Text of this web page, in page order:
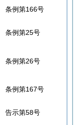
条例第166号
条例第25号
条例第26号
条例第167号
告示第58号